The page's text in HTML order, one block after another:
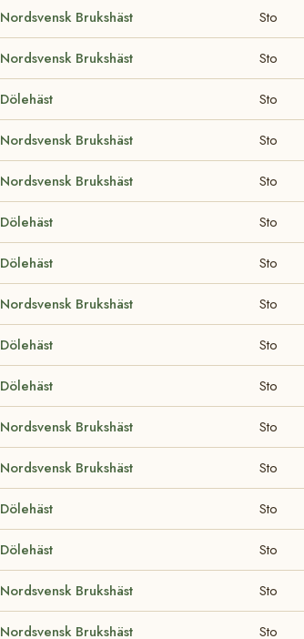
Nordsvensk Brukshäst Sto
Nordsvensk Brukshäst Sto
Dölehäst Sto
Nordsvensk Brukshäst Sto
Nordsvensk Brukshäst Sto
Dölehäst Sto
Dölehäst Sto
Nordsvensk Brukshäst Sto
Dölehäst Sto
Dölehäst Sto
Nordsvensk Brukshäst Sto
Nordsvensk Brukshäst Sto
Dölehäst Sto
Dölehäst Sto
Nordsvensk Brukshäst Sto
Nordsvensk Brukshäst Sto